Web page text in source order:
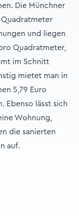
Die Münchner
Quadratmeter
und liegen
Quadratmeter,
im Schnitt
mietet man in
5,79 Euro
Ebenso lässt sich
Wohnung,
die sanierten
auf.